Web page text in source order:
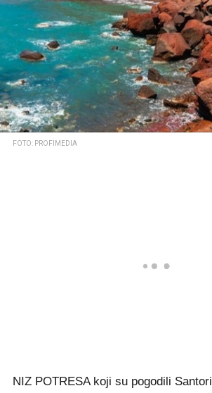
FOTO: PROFIMEDIA
NIZ POTRESA koji su pogodili